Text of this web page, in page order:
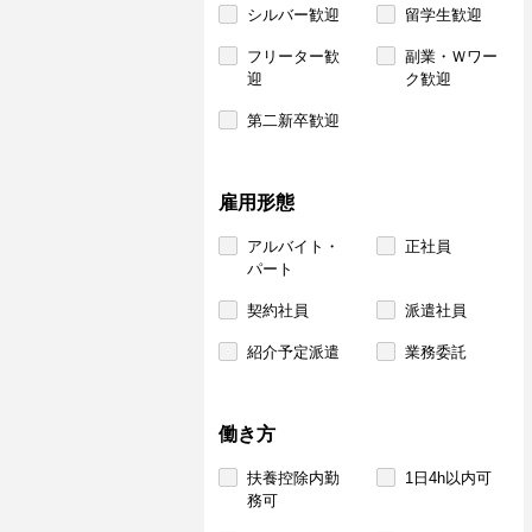
シルバー歓迎 留学生歓迎
フリーター歓
迎
副業・Ｗワー
ク歓迎
第二新卒歓迎
雇用形態
アルバイト・
パート
正社員
契約社員 派遣社員
紹介予定派遣 業務委託
働き方
扶養控除内勤
務可
1日4h以内可